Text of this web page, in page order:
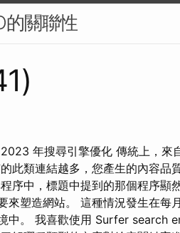
的關聯性
年搜尋引擎優化 傳統上，來
此類連結越多，您產生的內容品
序中，標題中提到的那個程序顯
來塑造網站。 這種情況發生在
中。 我喜歡使用 Surfer search